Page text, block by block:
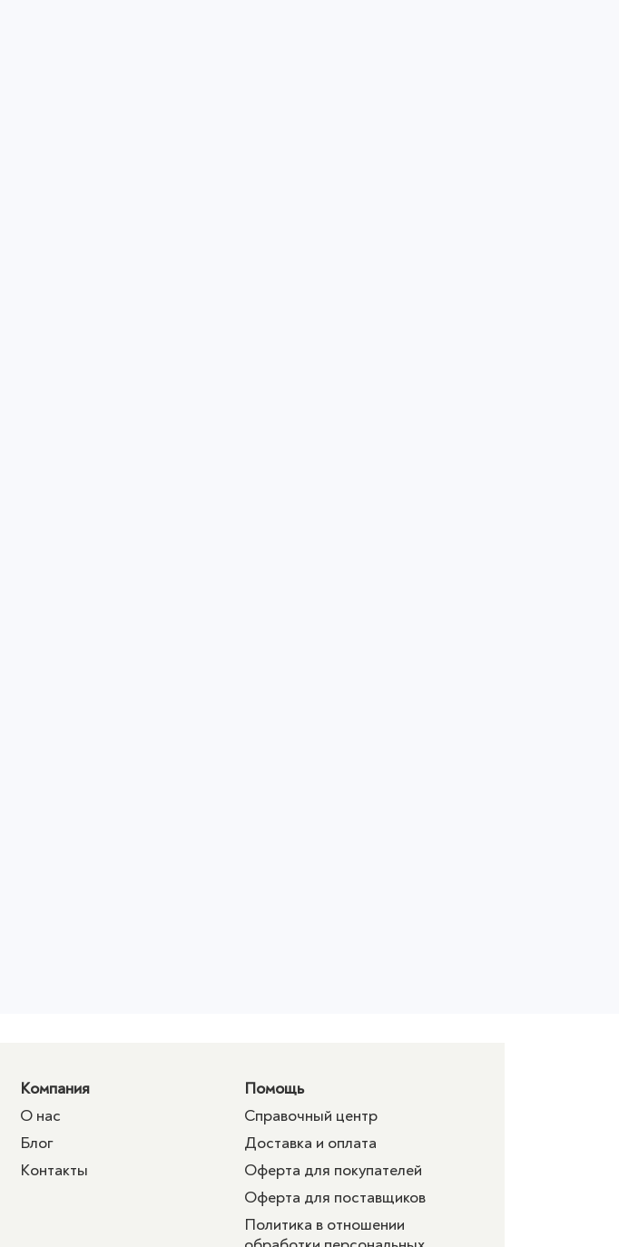
Компания
О нас
Блог
Контакты
Помощь
Справочный центр
Доставка и оплата
Оферта для покупателей
Оферта для поставщиков
Политика в отношении